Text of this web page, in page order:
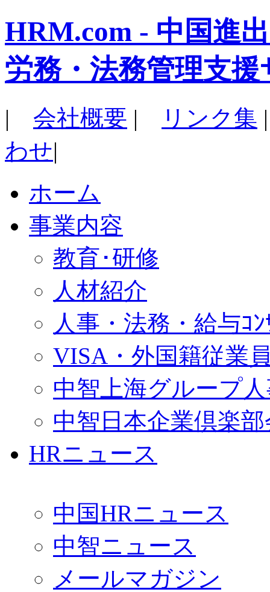
HRM.com - 中国進
労務・法務管理支援
| 会社概要 | リンク集
わせ|
ホーム
事業内容
教育･研修
人材紹介
人事・法務・給与ｺﾝ
VISA・外国籍従業
中智上海グループ
中智日本企業倶楽
HRニュース
中国HRニュース
中智ニュース
メールマガジン